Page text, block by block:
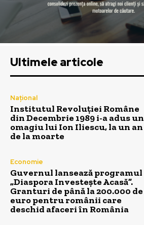
Ultimele articole
Național
Institutul Revoluției Române
din Decembrie 1989 i-a adus un
omagiu lui Ion Iliescu, la un an
de la moarte
Economie
Guvernul lansează programul
„Diaspora Investește Acasă”.
Granturi de până la 200.000 de
euro pentru românii care
deschid afaceri în România